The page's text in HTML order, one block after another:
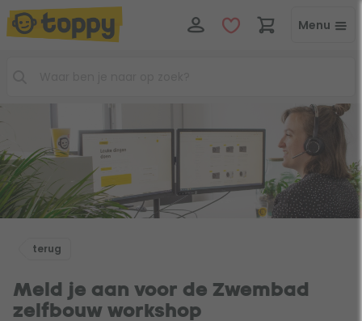
Menu
terug
Meld je aan voor de Zwembad
zelfbouw workshop